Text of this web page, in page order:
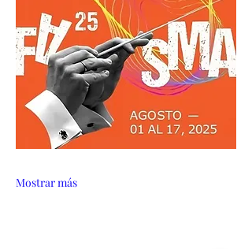
Mostrar más